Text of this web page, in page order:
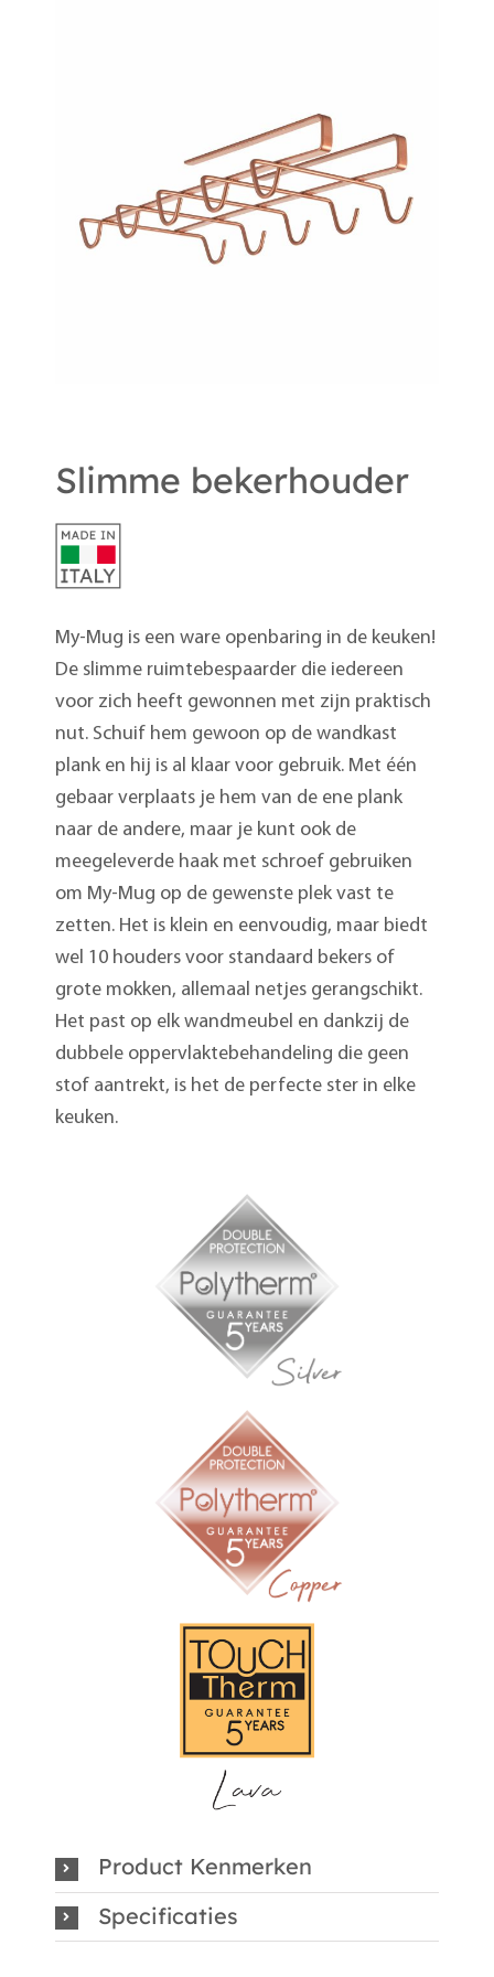
Slimme bekerhouder
My-Mug is een ware openbaring in de keuken!
De slimme ruimtebespaarder die iedereen
voor zich heeft gewonnen met zijn praktisch
nut. Schuif hem gewoon op de wandkast
plank en hij is al klaar voor gebruik. Met één
gebaar verplaats je hem van de ene plank
naar de andere, maar je kunt ook de
meegeleverde haak met schroef gebruiken
om My-Mug op de gewenste plek vast te
zetten. Het is klein en eenvoudig, maar biedt
wel 10 houders voor standaard bekers of
grote mokken, allemaal netjes gerangschikt.
Het past op elk wandmeubel en dankzij de
dubbele oppervlaktebehandeling die geen
stof aantrekt, is het de perfecte ster in elke
keuken.
Product Kenmerken
Specificaties